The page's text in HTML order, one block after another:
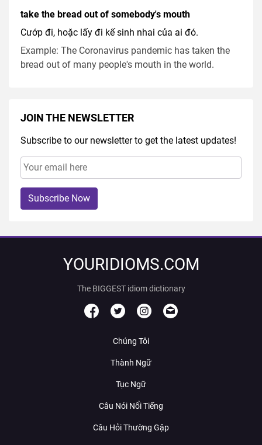
take the bread out of somebody's mouth
Cướp đi, hoặc lấy đi kế sinh nhai của ai đó.
Example: The Coronavirus pandemic has taken the
bread out of many people's mouth in the world.
JOIN THE NEWSLETTER
Subscribe to our newsletter to get the latest updates!
Subscribe Now
YOURIDIOMS.COM
The BIGGEST idiom dictionary
Chúng Tôi
Thành Ngữ
Tục Ngữ
Câu Nói Nổi Tiếng
Câu Hỏi Thường Gặp